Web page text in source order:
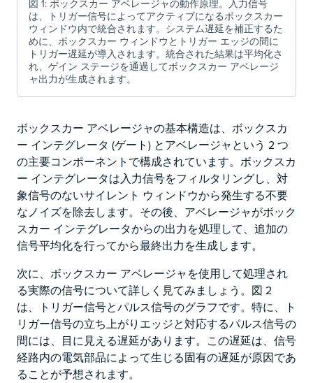
図 1: ボックスカー アベレージャの動作原理。入力信号
は、トリガー信号によってアクティブになるボックスカー
ウィンドウ内で統合されます。システム遅延を補正するた
めに、ボックスカー ウィンドウとトリガー エッジの間に
トリガー遅延が導入されます。統合された結果は平均化さ
れ、ゲイン ステージを通過してボックスカー アベレージ
ャ出力が生成されます。
ボックスカー アベレージャの基本構造は、ボックスカ
ー インテグレータ (ゲート) とアベレージャという 2 つ
の主要コンポーネントで構成されています。ボックスカ
ー インテグレータは入力信号をフィルタリングし、対
象信号のないサイレント ウィンドウから発生する不要
なノイズを除去します。その後、アベレージャがボック
スカー インテグレータからの出力を処理して、追加の
信号平均化を行ってから最終出力を生成します。
次に、ボックスカー アベレージャを使用して処理され
る実際の信号について詳しく見てみましょう。図 2
は、トリガー信号とパルス信号のグラフです。特に、ト
リガー信号の立ち上がりエッジと対応するパルス信号の
間には、目に見える遅延があります。この遅延は、信号
経路内の電気部品によって生じる固有の遅延が原因であ
ることが予想されます。